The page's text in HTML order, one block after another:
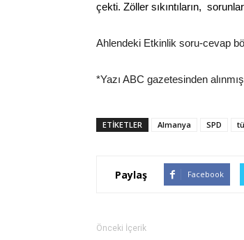
çekti. Zöller sıkıntıların,
Ahlendeki Etkinlik soru-cevap
*Yazı ABC gazetesinden
ETIKETLER Almanya SPD
Paylaş Facebook
Önceki İçerik